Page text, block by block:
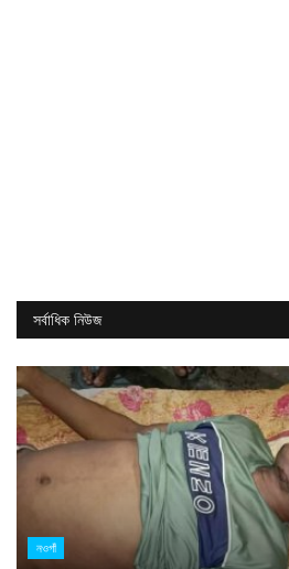
সর্বাধিক নিউজ
নওগাঁ